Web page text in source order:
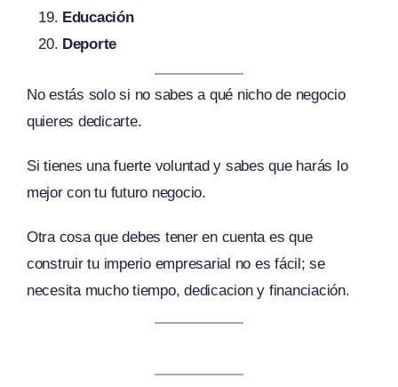
Educación
Deporte
No estás solo si no sabes a qué nicho de negocio
quieres dedicarte.
Si tienes una fuerte voluntad y sabes que harás lo
mejor con tu futuro negocio.
Otra cosa que debes tener en cuenta es que
construir tu imperio empresarial no es fácil; se
necesita mucho tiempo, dedicacion y financiación.